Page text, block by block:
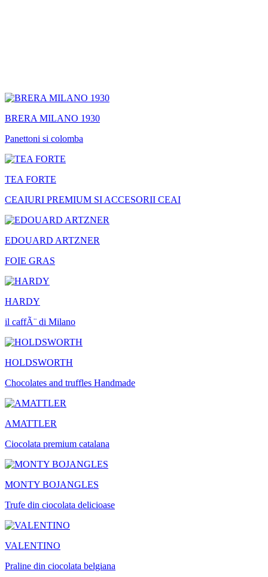
BRERA MILANO 1930
Panettoni si colomba
TEA FORTE
CEAIURI PREMIUM SI ACCESORII CEAI
EDOUARD ARTZNER
FOIE GRAS
HARDY
il caffÃ¨ di Milano
HOLDSWORTH
Chocolates and truffles Handmade
AMATTLER
Ciocolata premium catalana
MONTY BOJANGLES
Trufe din ciocolata delicioase
VALENTINO
Praline din ciocolata belgiana